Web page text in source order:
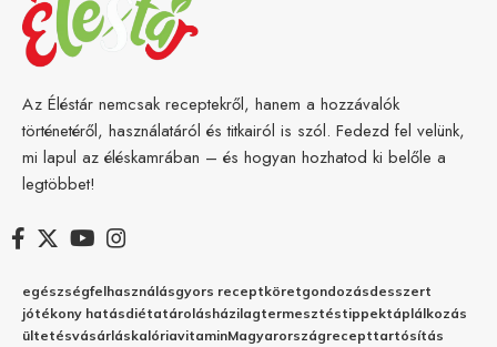
Az Éléstár nemcsak receptekről, hanem a hozzávalók
történetéről, használatáról és titkairól is szól. Fedezd fel velünk,
mi lapul az éléskamrában – és hogyan hozhatod ki belőle a
legtöbbet!
egészségfelhasználásgyors receptköretgondozásdesszert
jótékony hatásdiétatárolásházilagtermesztéstippektáplálkozás
ültetésvásárláskalóriavitaminMagyarországrecepttartósítás